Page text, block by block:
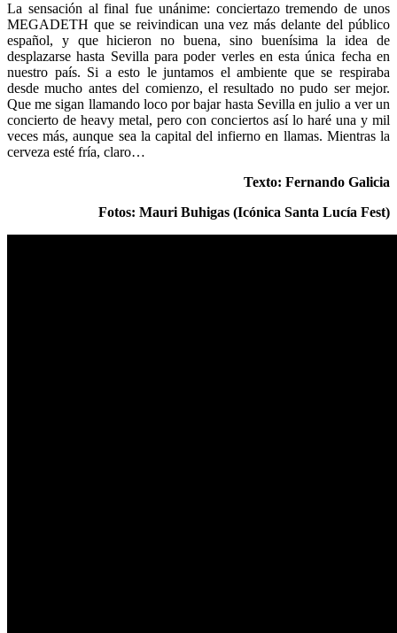
La sensación al final fue unánime: conciertazo tremendo de unos
MEGADETH que se reivindican una vez más delante del público
español, y que hicieron no buena, sino buenísima la idea de
desplazarse hasta Sevilla para poder verles en esta única fecha en
nuestro país. Si a esto le juntamos el ambiente que se respiraba
desde mucho antes del comienzo, el resultado no pudo ser mejor.
Que me sigan llamando loco por bajar hasta Sevilla en julio a ver un
concierto de heavy metal, pero con conciertos así lo haré una y mil
veces más, aunque sea la capital del infierno en llamas. Mientras la
cerveza esté fría, claro…
Texto: Fernando Galicia
Fotos: Mauri Buhigas (Icónica Santa Lucía Fest)